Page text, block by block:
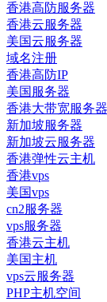
香港高防服务器
香港云服务器
美国云服务器
域名注册
香港高防IP
美国服务器
香港大带宽服务器
新加坡服务器
新加坡云服务器
香港弹性云主机
香港vps
美国vps
cn2服务器
vps服务器
香港云主机
美国主机
vps云服务器
PHP主机空间